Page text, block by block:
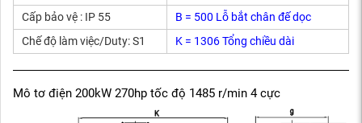
Cấp bảo vệ : IP 55
B = 500 Lỗ bắt chân đế dọc
Chế độ làm việc/Duty: S1
K = 1306 Tổng chiều dài
Mô tơ điện 200kW 270hp tốc độ 1485 r/min 4 cực